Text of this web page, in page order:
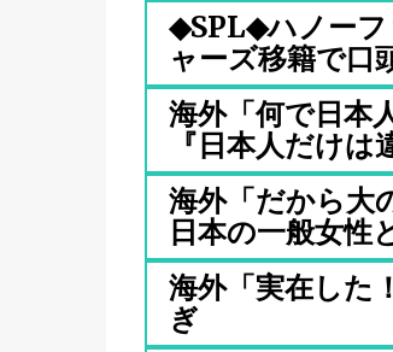
◆SPL◆ハノーフ
ャーズ移籍で口
海外「何で日本
『日本人だけは
海外「だから大
日本の一般女性
海外「実在した
ぎ